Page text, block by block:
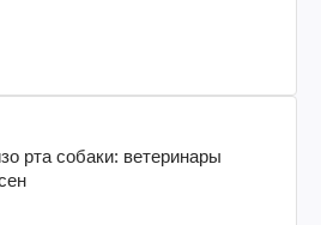
рта собаки: ветеринары